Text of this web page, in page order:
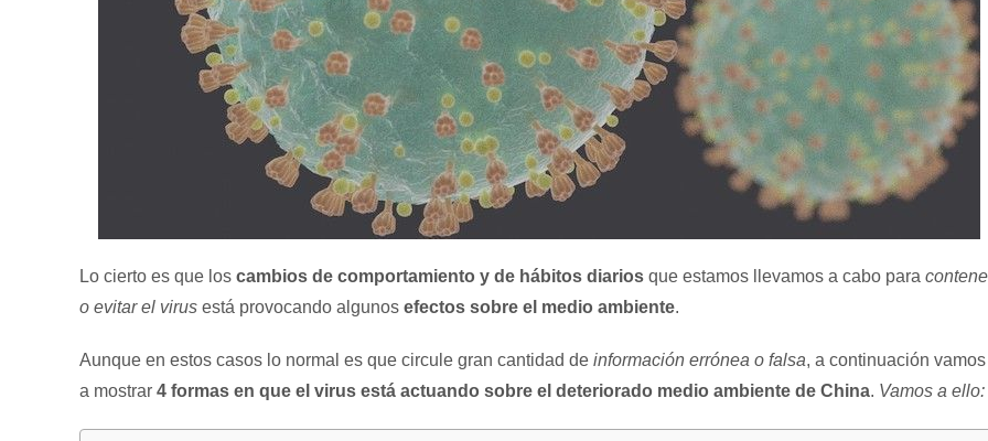
Lo cierto es que los cambios de comportamiento y de hábitos diarios que estamos llevamos a cabo para
o evitar el virus está provocando algunos efectos sobre el medio ambiente.
Aunque en estos casos lo normal es que circule gran cantidad de información errónea o falsa, a continuación vamos
a mostrar 4 formas en que el virus está actuando sobre el deteriorado medio ambiente de China. Vamos a ello: